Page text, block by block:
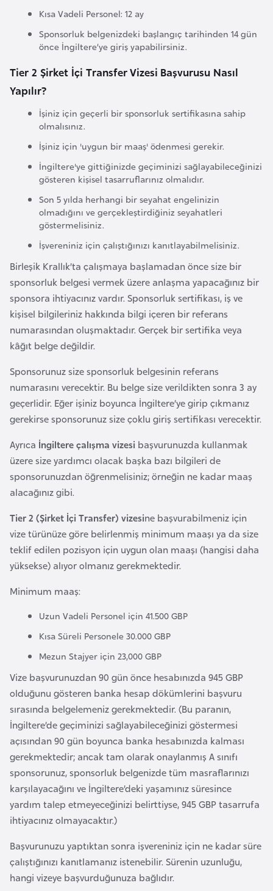
Kısa Vadeli Personel: 12 ay
Sponsorluk belgenizdeki başlangıç tarihinden 14 gün
önce İngiltere’ye giriş yapabilirsiniz.
Tier 2 Şirket İçi Transfer Vizesi Başvurusu Nasıl
Yapılır?
İşiniz için geçerli bir sponsorluk sertifikasına sahip
olmalısınız.
İşiniz için 'uygun bir maaş' ödenmesi gerekir.
İngiltere'ye gittiğinizde geçiminizi sağlayabileceğinizi
gösteren kişisel tasarruflarınız olmalıdır.
Son 5 yılda herhangi bir seyahat engelinizin
olmadığını ve gerçekleştirdiğiniz seyahatleri
göstermelisiniz.
İşvereniniz için çalıştığınızı kanıtlayabilmelisiniz.
Birleşik Krallık’ta çalışmaya başlamadan önce size bir
sponsorluk belgesi vermek üzere anlaşma yapacağınız bir
sponsora ihtiyacınız vardır. Sponsorluk sertifikası, iş ve
kişisel bilgileriniz hakkında bilgi içeren bir referans
numarasından oluşmaktadır. Gerçek bir sertifika veya
kâğıt belge değildir.
Sponsorunuz size sponsorluk belgesinin referans
numarasını verecektir. Bu belge size verildikten sonra 3 ay
geçerlidir. Eğer işiniz boyunca İngiltere’ye girip çıkmanız
gerekirse sponsorunuz size çoklu giriş sertifikası verecektir.
Ayrıca İngiltere çalışma vizesi başvurunuzda kullanmak
üzere size yardımcı olacak başka bazı bilgileri de
sponsorunuzdan öğrenmelisiniz; örneğin ne kadar maaş
alacağınız gibi.
Tier 2 (Şirket İçi Transfer) vizesine başvurabilmeniz için
vize türünüze göre belirlenmiş minimum maaşı ya da size
teklif edilen pozisyon için uygun olan maaşı (hangisi daha
yüksekse) alıyor olmanız gerekmektedir.
Minimum maaş:
Uzun Vadeli Personel için 41.500 GBP
Kısa Süreli Personele 30.000 GBP
Mezun Stajyer için 23,000 GBP
Vize başvurunuzdan 90 gün önce hesabınızda 945 GBP
olduğunu gösteren banka hesap dökümlerini başvuru
sırasında belgelemeniz gerekmektedir. (Bu paranın,
İngiltere’de geçiminizi sağlayabileceğinizi göstermesi
açısından 90 gün boyunca banka hesabınızda kalması
gerekmektedir; ancak tam olarak onaylanmış A sınıfı
sponsorunuz, sponsorluk belgenizde tüm masraflarınızı
karşılayacağını ve İngiltere’deki yaşamınız süresince
yardım talep etmeyeceğinizi belirttiyse, 945 GBP tasarrufa
ihtiyacınız olmayacaktır.)
Başvurunuzu yaptıktan sonra işvereniniz için ne kadar süre
çalıştığınızı kanıtlamanız istenebilir. Sürenin uzunluğu,
hangi vizeye başvurduğunuza bağlıdır.
i
s
a
F
a
s
o
Ç
a
d
e
k
C
u
m
h
u
r
y
C
e
z
a
y
i
r
C
i
u